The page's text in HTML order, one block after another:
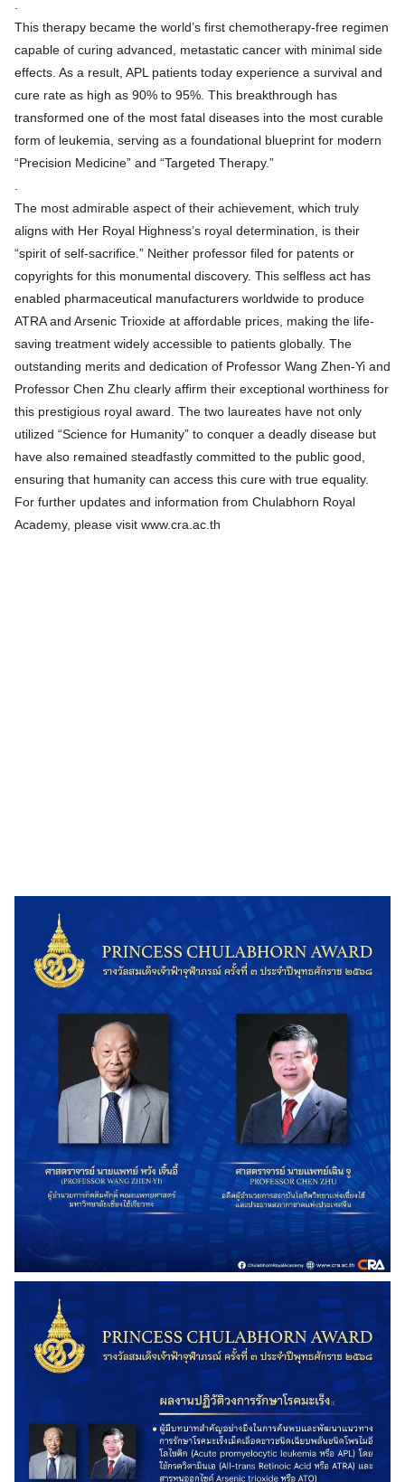
This therapy became the world’s first chemotherapy-free regimen
capable of curing advanced, metastatic cancer with minimal side
effects. As a result, APL patients today experience a survival and
cure rate as high as 90% to 95%. This breakthrough has
transformed one of the most fatal diseases into the most curable
form of leukemia, serving as a foundational blueprint for modern
“Precision Medicine” and “Targeted Therapy.”
The most admirable aspect of their achievement, which truly
aligns with Her Royal Highness’s royal determination, is their
“spirit of self-sacrifice.” Neither professor filed for patents or
copyrights for this monumental discovery. This selfless act has
enabled pharmaceutical manufacturers worldwide to produce
ATRA and Arsenic Trioxide at affordable prices, making the life-
saving treatment widely accessible to patients globally. The
outstanding merits and dedication of Professor Wang Zhen-Yi and
Professor Chen Zhu clearly affirm their exceptional worthiness for
this prestigious royal award. The two laureates have not only
utilized “Science for Humanity” to conquer a deadly disease but
have also remained steadfastly committed to the public good,
ensuring that humanity can access this cure with true equality.
For further updates and information from Chulabhorn Royal
Academy, please visit www.cra.ac.th